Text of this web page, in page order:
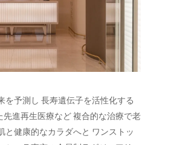
を予測し 長寿遺伝子を活性化する
進再生医療など 複合的な治療で老
と健康的なカラダへと ワンストッ